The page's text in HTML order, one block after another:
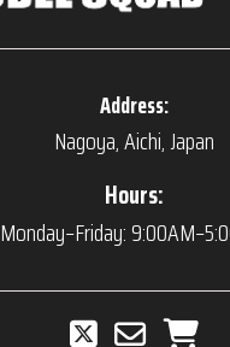
Address:
Nagoya, Aichi, Japan
Hours:
Monday–Friday: